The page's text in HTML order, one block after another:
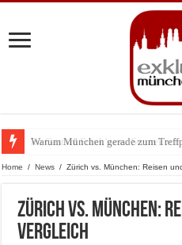
Warum München gerade zum
Home / News / Zürich vs. München: Reisen
Zürich vs. München:
Vergleich